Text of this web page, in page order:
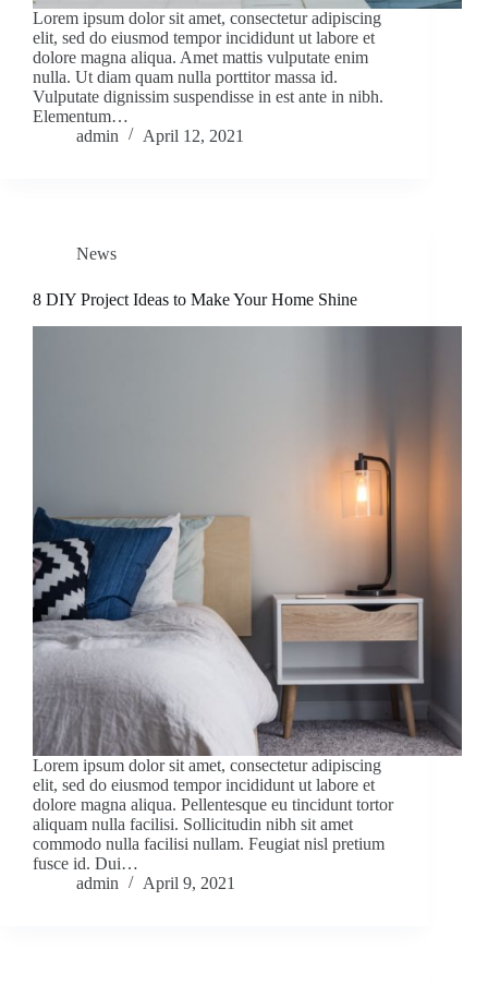
Lorem ipsum dolor sit amet, consectetur adipiscing
elit, sed do eiusmod tempor incididunt ut labore et
dolore magna aliqua. Amet mattis vulputate enim
nulla. Ut diam quam nulla porttitor massa id.
Vulputate dignissim suspendisse in est ante in nibh.
Elementum…
admin
April 12, 2021
News
8 DIY Project Ideas to Make Your Home Shine
Lorem ipsum dolor sit amet, consectetur adipiscing
elit, sed do eiusmod tempor incididunt ut labore et
dolore magna aliqua. Pellentesque eu tincidunt tortor
aliquam nulla facilisi. Sollicitudin nibh sit amet
commodo nulla facilisi nullam. Feugiat nisl pretium
fusce id. Dui…
admin
April 9, 2021